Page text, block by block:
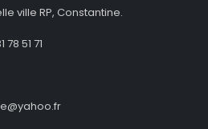
ville RP, Constantine.
78 51 71